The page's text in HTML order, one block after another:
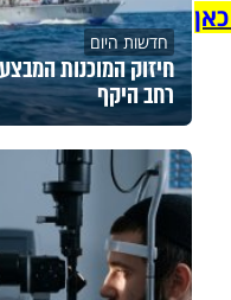
חדשות היום
חיזוק המוכנות
רחב היקף